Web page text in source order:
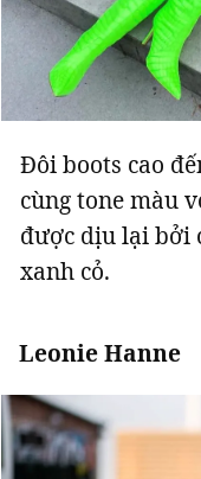
Đôi boots cao
cùng tone màu
được dịu lại bởi
xanh cỏ.
Leonie Hanne